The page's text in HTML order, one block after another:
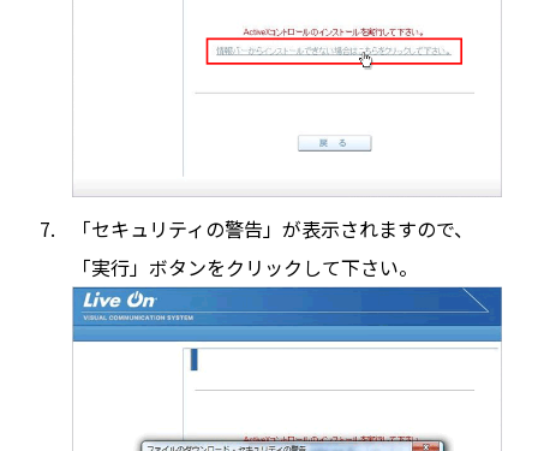
「セキュリティの警告」が表示されますので、
「実行」ボタンをクリックして下さい。